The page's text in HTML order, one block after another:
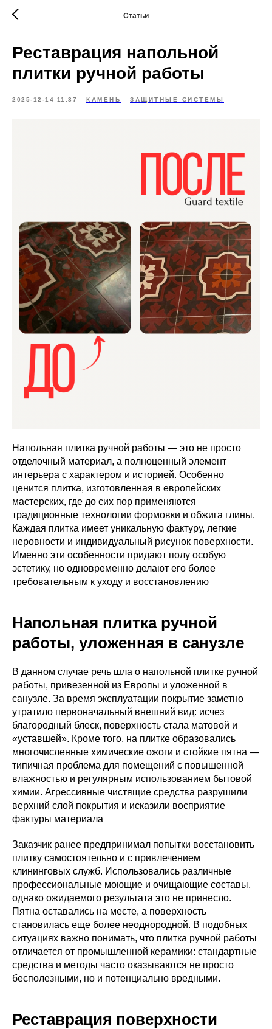
Статьи
Реставрация напольной
плитки ручной работы
2025-12-14 11:37 КАМЕНЬ ЗАЩИТНЫЕ СИСТЕМЫ
Напольная плитка ручной работы — это не просто
отделочный материал, а полноценный элемент
интерьера с характером и историей. Особенно
ценится плитка, изготовленная в европейских
мастерских, где до сих пор применяются
традиционные технологии формовки и обжига глины.
Каждая плитка имеет уникальную фактуру, легкие
неровности и индивидуальный рисунок поверхности.
Именно эти особенности придают полу особую
эстетику, но одновременно делают его более
требовательным к уходу и восстановлению
Напольная плитка ручной
работы, уложенная в санузле
В данном случае речь шла о напольной плитке ручной
работы, привезенной из Европы и уложенной в
санузле. За время эксплуатации покрытие заметно
утратило первоначальный внешний вид: исчез
благородный блеск, поверхность стала матовой и
«уставшей». Кроме того, на плитке образовались
многочисленные химические ожоги и стойкие пятна —
типичная проблема для помещений с повышенной
влажностью и регулярным использованием бытовой
химии. Агрессивные чистящие средства разрушили
верхний слой покрытия и исказили восприятие
фактуры материала
Заказчик ранее предпринимал попытки восстановить
плитку самостоятельно и с привлечением
клининговых служб. Использовались различные
профессиональные моющие и очищающие составы,
однако ожидаемого результата это не принесло.
Пятна оставались на месте, а поверхность
становилась еще более неоднородной. В подобных
ситуациях важно понимать, что плитка ручной работы
отличается от промышленной керамики: стандартные
средства и методы часто оказываются не просто
бесполезными, но и потенциально вредными.
Реставрация поверхности